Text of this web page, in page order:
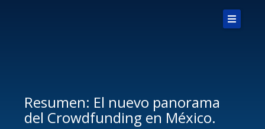
Novedades
Resumen: El nuevo panorama
del Crowdfunding en México.